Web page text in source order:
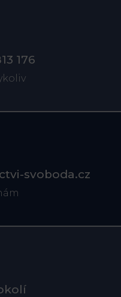
176
svoboda.cz